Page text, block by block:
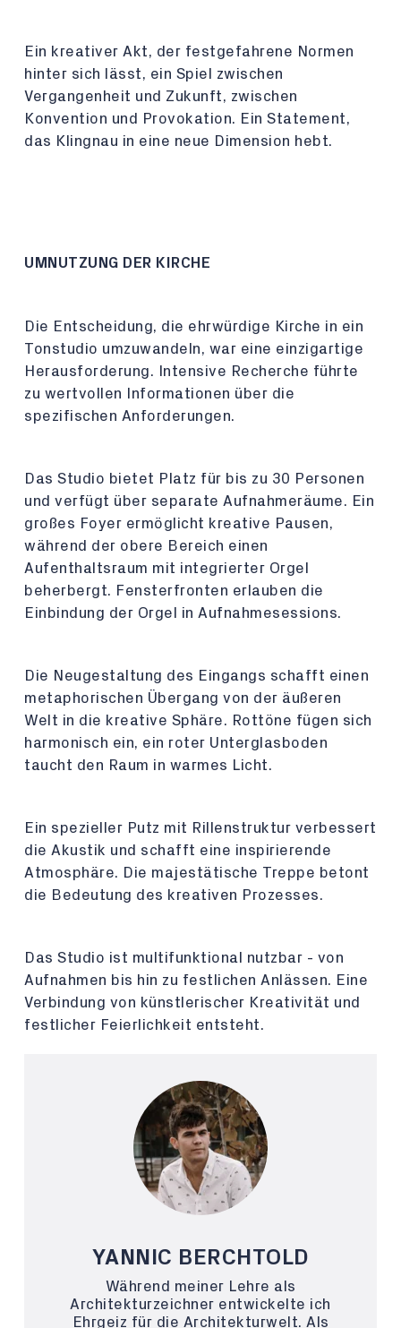
Ein kreativer Akt, der festgefahrene Normen
hinter sich lässt, ein Spiel zwischen
Vergangenheit und Zukunft, zwischen
Konvention und Provokation. Ein Statement,
das Klingnau in eine neue Dimension hebt.
UMNUTZUNG DER KIRCHE
Die Entscheidung, die ehrwürdige Kirche in ein
Tonstudio umzuwandeln, war eine einzigartige
Herausforderung. Intensive Recherche führte
zu wertvollen Informationen über die
spezifischen Anforderungen.
Das Studio bietet Platz für bis zu 30 Personen
und verfügt über separate Aufnahmeräume. Ein
großes Foyer ermöglicht kreative Pausen,
während der obere Bereich einen
Aufenthaltsraum mit integrierter Orgel
beherbergt. Fensterfronten erlauben die
Einbindung der Orgel in Aufnahmesessions.
Die Neugestaltung des Eingangs schafft einen
metaphorischen Übergang von der äußeren
Welt in die kreative Sphäre. Rottöne fügen sich
harmonisch ein, ein roter Unterglasboden
taucht den Raum in warmes Licht.
Ein spezieller Putz mit Rillenstruktur verbessert
die Akustik und schafft eine inspirierende
Atmosphäre. Die majestätische Treppe betont
die Bedeutung des kreativen Prozesses.
Das Studio ist multifunktional nutzbar - von
Aufnahmen bis hin zu festlichen Anlässen. Eine
Verbindung von künstlerischer Kreativität und
festlicher Feierlichkeit entsteht.
YANNIC BERCHTOLD
Während meiner Lehre als
Architekturzeichner entwickelte ich
Ehrgeiz für die Architekturwelt. Als